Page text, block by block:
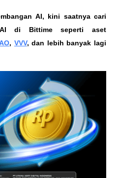
AI, kini saatnya cari
di Bittime seperti aset
, VVV, dan lebih banyak lagi